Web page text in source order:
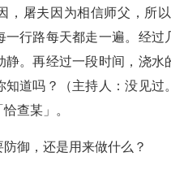
，屠夫因为相信师父，所
一行路每天都走一遍。经
静。再经过一段时间，浇
知道吗？（主持人：没见
查某」。
御，还是用来做什么？